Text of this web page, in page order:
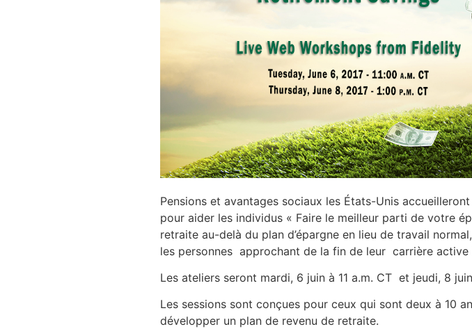
Pensions et avantages sociaux les États-Unis
pour aider les individus « Faire le meilleur parti de votre
retraite au-delà du plan d’épargne en lieu de travail
les personnes approchant de la fin de leur carrière active
Les ateliers seront mardi, 6 juin à 11 a.m. CT et jeudi, 8
Les sessions sont conçues pour ceux qui sont deux à 10
développer un plan de revenu de retraite.